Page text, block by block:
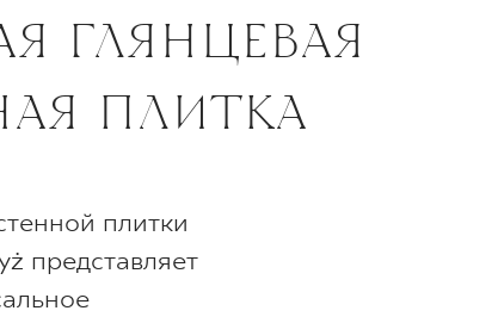
ГЛЯНЦЕВАЯ
ПЛИТКА
плитки
представляет